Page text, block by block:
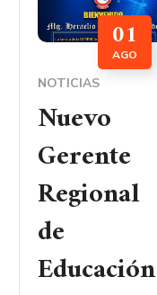
01
AGO
NOTICIAS
Nuevo
Gerente
Regional
de
Educación